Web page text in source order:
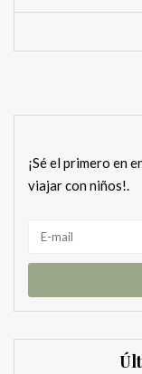
¡Sé el primero en
viajar con niños!.